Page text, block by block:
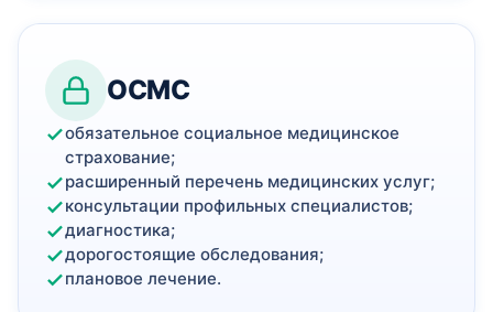
ОСМС
обязательное социальное медицинское
страхование;
расширенный перечень медицинских услуг;
консультации профильных специалистов;
диагностика;
дорогостоящие обследования;
плановое лечение.